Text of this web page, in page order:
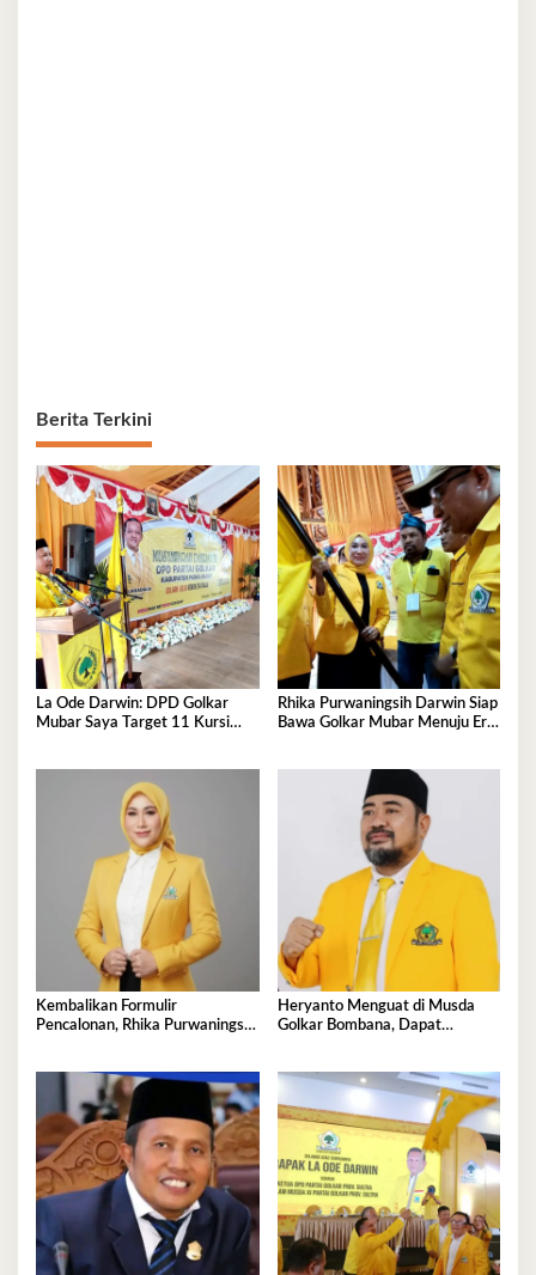
Berita Terkini
La Ode Darwin: DPD Golkar
Mubar Saya Target 11 Kursi
Rhika Purwaningsih Darwin Siap
Bawa Golkar Mubar Menuju Era
Kembalikan Formulir
Pencalonan, Rhika Purwaningsih
Heryanto Menguat di Musda
Golkar Bombana, Dapat